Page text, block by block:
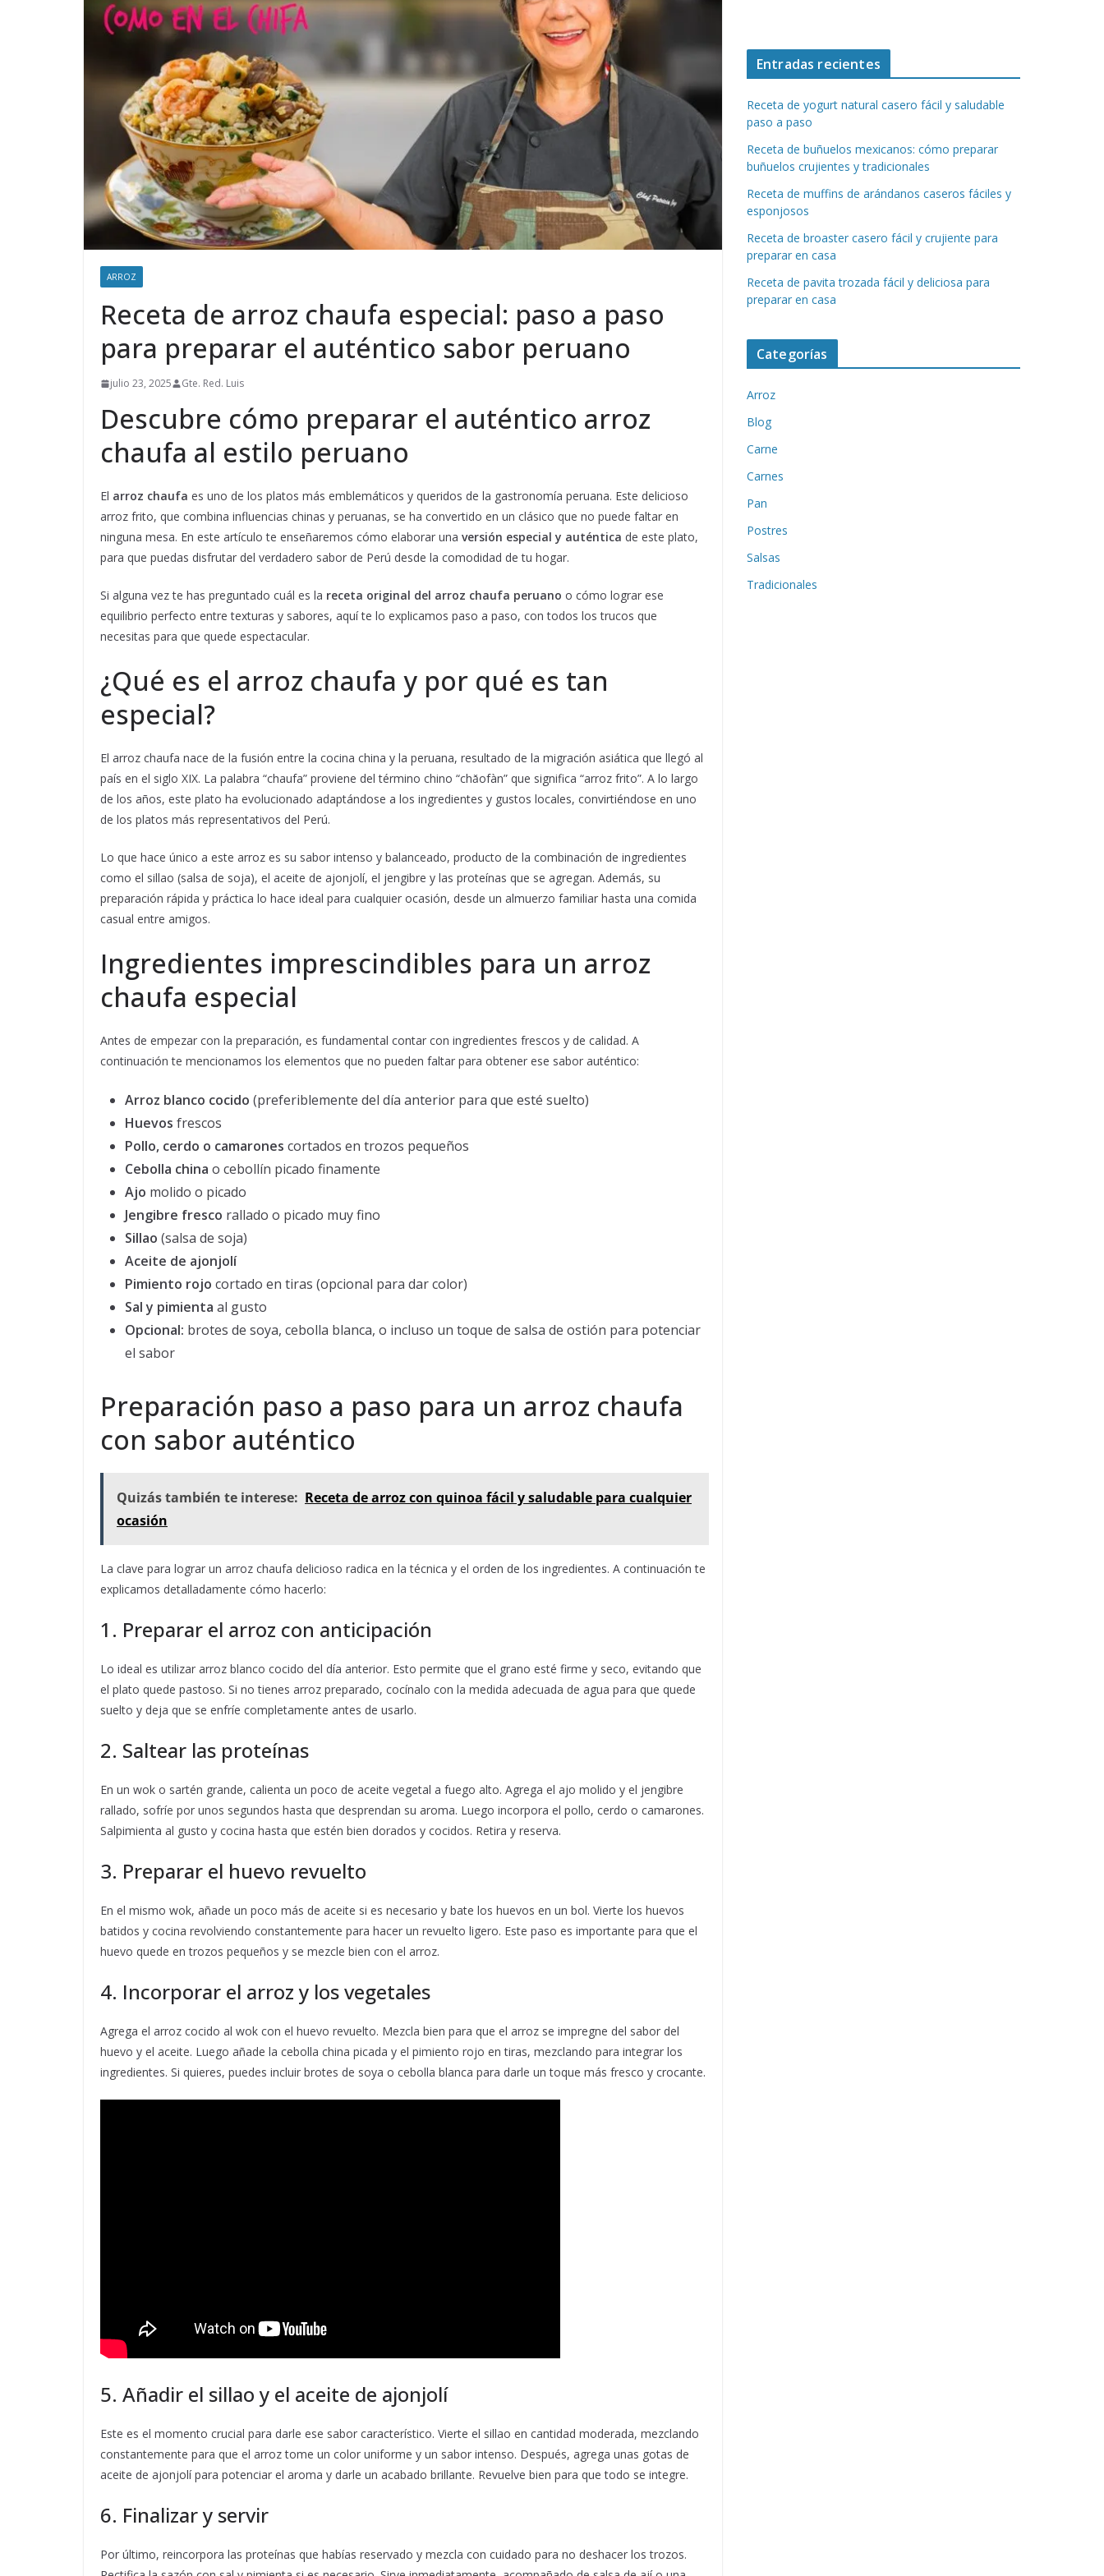
ARROZ
Receta de arroz chaufa especial: paso a paso
para preparar el auténtico sabor peruano
julio 23, 2025 Gte. Red. Luis
Descubre cómo preparar el auténtico arroz
chaufa al estilo peruano
El arroz chaufa es uno de los platos más emblemáticos y queridos de la gastronomía peruana. Este delicioso
arroz frito, que combina influencias chinas y peruanas, se ha convertido en un clásico que no puede faltar en
ninguna mesa. En este artículo te enseñaremos cómo elaborar una versión especial y auténtica de este plato,
para que puedas disfrutar del verdadero sabor de Perú desde la comodidad de tu hogar.
Si alguna vez te has preguntado cuál es la receta original del arroz chaufa peruano o cómo lograr ese
equilibrio perfecto entre texturas y sabores, aquí te lo explicamos paso a paso, con todos los trucos que
necesitas para que quede espectacular.
¿Qué es el arroz chaufa y por qué es tan
especial?
El arroz chaufa nace de la fusión entre la cocina china y la peruana, resultado de la migración asiática que llegó al
país en el siglo XIX. La palabra “chaufa” proviene del término chino “chǎofàn” que significa “arroz frito”. A lo largo
de los años, este plato ha evolucionado adaptándose a los ingredientes y gustos locales, convirtiéndose en uno
de los platos más representativos del Perú.
Lo que hace único a este arroz es su sabor intenso y balanceado, producto de la combinación de ingredientes
como el sillao (salsa de soja), el aceite de ajonjolí, el jengibre y las proteínas que se agregan. Además, su
preparación rápida y práctica lo hace ideal para cualquier ocasión, desde un almuerzo familiar hasta una comida
casual entre amigos.
Ingredientes imprescindibles para un arroz
chaufa especial
Antes de empezar con la preparación, es fundamental contar con ingredientes frescos y de calidad. A
continuación te mencionamos los elementos que no pueden faltar para obtener ese sabor auténtico:
Arroz blanco cocido (preferiblemente del día anterior para que esté suelto)
Huevos frescos
Pollo, cerdo o camarones cortados en trozos pequeños
Cebolla china o cebollín picado finamente
Ajo molido o picado
Jengibre fresco rallado o picado muy fino
Sillao (salsa de soja)
Aceite de ajonjolí
Pimiento rojo cortado en tiras (opcional para dar color)
Sal y pimienta al gusto
Opcional: brotes de soya, cebolla blanca, o incluso un toque de salsa de ostión para potenciar
el sabor
Preparación paso a paso para un arroz chaufa
con sabor auténtico
Quizás también te interese: Receta de arroz con quinoa fácil y saludable para cualquier
ocasión
La clave para lograr un arroz chaufa delicioso radica en la técnica y el orden de los ingredientes. A continuación te
explicamos detalladamente cómo hacerlo:
1. Preparar el arroz con anticipación
Lo ideal es utilizar arroz blanco cocido del día anterior. Esto permite que el grano esté firme y seco, evitando que
el plato quede pastoso. Si no tienes arroz preparado, cocínalo con la medida adecuada de agua para que quede
suelto y deja que se enfríe completamente antes de usarlo.
2. Saltear las proteínas
En un wok o sartén grande, calienta un poco de aceite vegetal a fuego alto. Agrega el ajo molido y el jengibre
rallado, sofríe por unos segundos hasta que desprendan su aroma. Luego incorpora el pollo, cerdo o camarones.
Salpimienta al gusto y cocina hasta que estén bien dorados y cocidos. Retira y reserva.
3. Preparar el huevo revuelto
En el mismo wok, añade un poco más de aceite si es necesario y bate los huevos en un bol. Vierte los huevos
batidos y cocina revolviendo constantemente para hacer un revuelto ligero. Este paso es importante para que el
huevo quede en trozos pequeños y se mezcle bien con el arroz.
4. Incorporar el arroz y los vegetales
Agrega el arroz cocido al wok con el huevo revuelto. Mezcla bien para que el arroz se impregne del sabor del
huevo y el aceite. Luego añade la cebolla china picada y el pimiento rojo en tiras, mezclando para integrar los
ingredientes. Si quieres, puedes incluir brotes de soya o cebolla blanca para darle un toque más fresco y crocante.
5. Añadir el sillao y el aceite de ajonjolí
Este es el momento crucial para darle ese sabor característico. Vierte el sillao en cantidad moderada, mezclando
constantemente para que el arroz tome un color uniforme y un sabor intenso. Después, agrega unas gotas de
aceite de ajonjolí para potenciar el aroma y darle un acabado brillante. Revuelve bien para que todo se integre.
6. Finalizar y servir
Por último, reincorpora las proteínas que habías reservado y mezcla con cuidado para no deshacer los trozos.
Entradas recientes
Receta de yogurt natural casero fácil y saludable
paso a paso
Receta de buñuelos mexicanos: cómo preparar
buñuelos crujientes y tradicionales
Receta de muffins de arándanos caseros fáciles y
esponjosos
Receta de broaster casero fácil y crujiente para
preparar en casa
Receta de pavita trozada fácil y deliciosa para
preparar en casa
Categorías
Arroz
Blog
Carne
Carnes
Pan
Postres
Salsas
Tradicionales